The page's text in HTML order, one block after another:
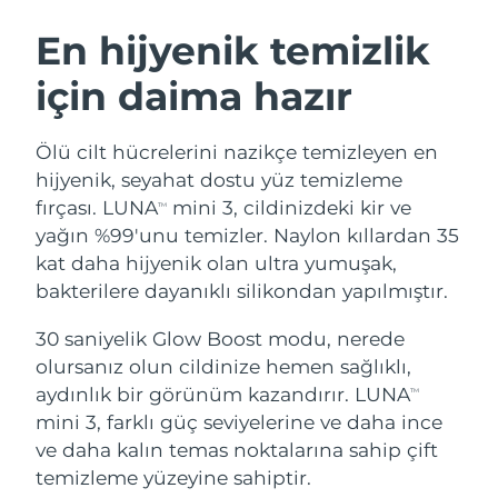
En hijyenik temizlik
için daima hazır
Ölü cilt hücrelerini nazikçe temizleyen en
hijyenik, seyahat dostu yüz temizleme
fırçası. LUNATM
mini 3, cildinizdeki kir ve
yağın %99'unu temizler. Naylon kıllardan 35
kat daha hijyenik olan ultra yumuşak,
bakterilere dayanıklı silikondan yapılmıştır.
30 saniyelik Glow Boost modu, nerede
olursanız olun cildinize hemen sağlıklı,
aydınlık bir görünüm kazandırır. LUNATM
mini 3, farklı güç seviyelerine ve daha ince
ve daha kalın temas noktalarına sahip çift
temizleme yüzeyine sahiptir.
LUNA™ 4 seti
Anti-aging massage
LUNA™ 4 Plus
LUNA™ 4 Men
For men, anti-aging massage
BEAR™ 2 seti
Microcurrent toning
BEAR™ 2 go
BEAR™ 2 eyes & lips
Microcurrent line smoothing device
Nemlendirme
UFO™ 3 seti
Deep facial hydration
UFO™ 3 LED
Near-infrared and red light therapy
device
Ağız bakımı
issa™ 4
Hybrid silicone sonic toothbrush
issa™ 4 plus
Smart hybrid silicone sonic toothbrush
FAQ™ YAŞLANMA KARŞITI BAKIM
Yaşlanma karşıtı LED bakım
Avusturya Tahmini teslim tarihi 8/12/26
Bahreyn Tahmini teslim tarihi
Belçika Tahmini teslim tarihi 8/12/26
Bermuda Tahmini teslim tarihi8/18/26
Bosna-Hersek Tahmini teslim tarihi
Bulgaristan Tahmini teslim tarihi8/12/26
Kanada Tahmini teslim tarihi8/16/26
Şili Tahmini teslim tarihi